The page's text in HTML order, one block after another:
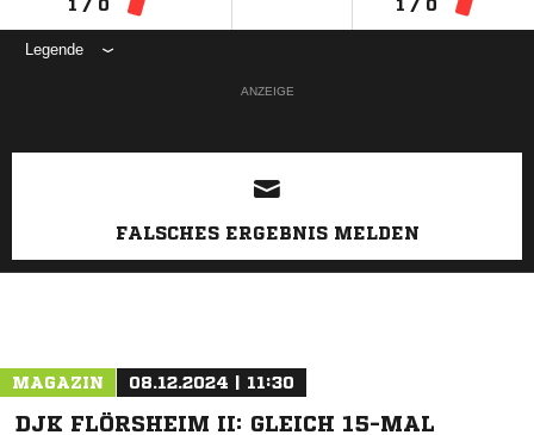
1 / 0 1 / 0
Legende
ANZEIGE
FALSCHES ERGEBNIS MELDEN
MAGAZIN 08.12.2024 | 11:30
DJK FLÖRSHEIM II: GLEICH 15-MAL